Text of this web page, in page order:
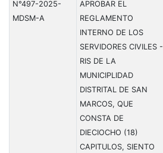
N°497-2025-
MDSM-A
APROBAR EL
REGLAMENTO
INTERNO DE LOS
SERVIDORES CIVILES -
RIS DE LA
MUNICIPLIDAD
DISTRITAL DE SAN
MARCOS, QUE
CONSTA DE
DIECIOCHO (18)
CAPITULOS, SIENTO